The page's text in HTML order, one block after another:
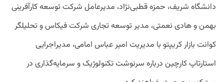
دانشگاه شریف، حمزه قطبی‌نژاد، مدیرعامل شرکت توسعه کارآفرینی
بهمن و هادی نعمتی، مدیر توسعه تجاری شرکت فیکاس و تحلیلگر
کوانت بازار کریپتو با مدیریت امیر عباس امامی، مدیراجرایی
استارتاپ کارچین درباره سرنوشت تکنولوژیک و سرمایه‌گذاری در